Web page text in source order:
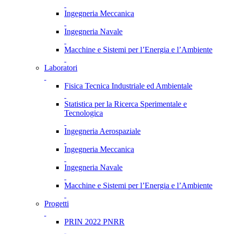
Ingegneria Meccanica
Ingegneria Navale
Macchine e Sistemi per l’Energia e l’Ambiente
Laboratori
Fisica Tecnica Industriale ed Ambientale
Statistica per la Ricerca Sperimentale e
Tecnologica
Ingegneria Aerospaziale
Ingegneria Meccanica
Ingegneria Navale
Macchine e Sistemi per l’Energia e l’Ambiente
Progetti
PRIN 2022 PNRR